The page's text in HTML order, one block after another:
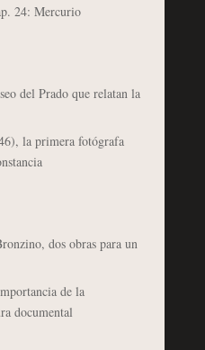
24: Mercurio
del Prado que relatan la
la primera fotógrafa
dos obras para un
de la
documental